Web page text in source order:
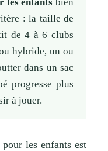
: la taille de
de 4 à 6 clubs
hybride, un ou
dans un sac
progresse plus
à jouer.
les enfants est